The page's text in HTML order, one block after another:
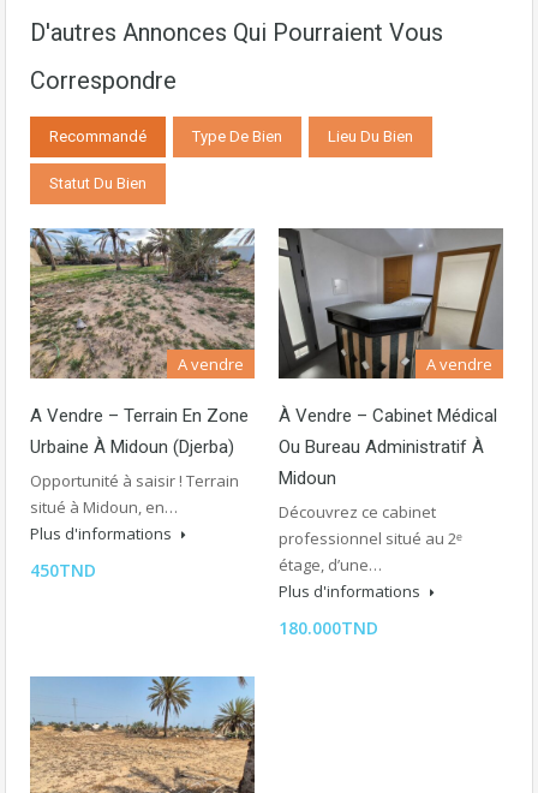
D'autres Annonces Qui Pourraient Vous
Correspondre
Recommandé Type De Bien Lieu Du Bien
Statut Du Bien
A vendre
A Vendre – Terrain En Zone
Urbaine À Midoun (Djerba)
Opportunité à saisir ! Terrain
situé à Midoun, en…
Plus d'informations
450TND
A vendre
À Vendre – Cabinet Médical
Ou Bureau Administratif À
Midoun
Découvrez ce cabinet
professionnel situé au 2ᵉ
étage, d’une…
Plus d'informations
180.000TND